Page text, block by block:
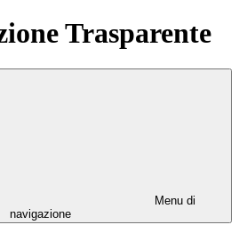
Trasparente
Menu di
navigazione